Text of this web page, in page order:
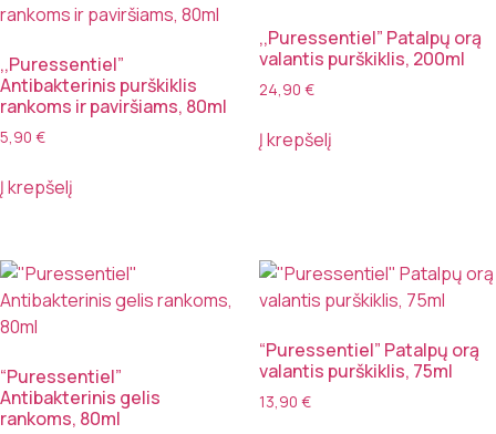
,,Puressentiel”
Antibakterinis purškiklis
rankoms ir paviršiams, 80ml
5,90 €
Į krepšelį
,,Puressentiel” Patalpų orą
valantis purškiklis, 200ml
24,90 €
Į krepšelį
“Puressentiel”
Antibakterinis gelis
rankoms, 80ml
“Puressentiel” Patalpų orą
valantis purškiklis, 75ml
13,90 €